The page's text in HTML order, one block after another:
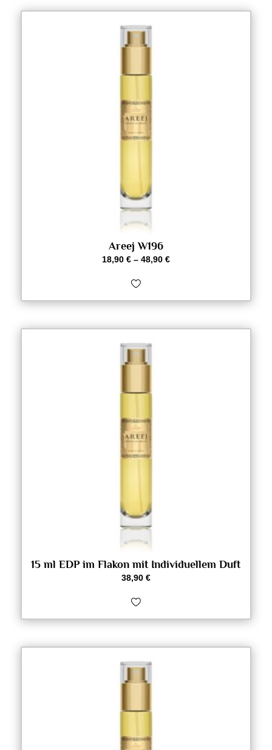
Areej W196
18,90 €– 48,90 €
15 ml EDP im Flakon mit Individuellem Duft
38,90 €